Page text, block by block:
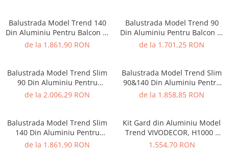
Balustrada Model Trend 140
Din Aluminiu Pentru Balcon Si
Terasa 1000x2000 mm
de la 1.861,90 RON
Balustrada Model Trend 90
Din Aluminiu Pentru Balcon Si
Terasa 1000x2000 mm
de la 1.701,25 RON
Balustrada Model Trend Slim
90 Din Aluminiu Pentru
Balcon Si Terasa 1000x2000
de la 2.006,29 RON
Balustrada Model Trend Slim
90&140 Din Aluminiu Pentru
Balcon Si Terasa 1000x2000
de la 1.858,85 RON
Balustrada Model Trend Slim
140 Din Aluminiu Pentru
Balcon Si Terasa 1000x2000
de la 1.861,90 RON
Kit Gard din Aluminiu Model
Trend VIVODECOR, H1000 x
L2000 mm
1.554,70 RON